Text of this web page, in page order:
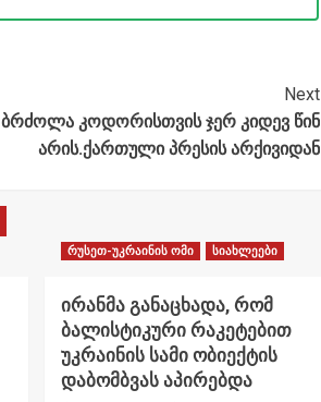
Next
ბრძოლა კოდორისთვის ჯერ კიდევ წინ
არის.ქართული პრესის არქივიდან
რუსეთ-უკრაინის ომი სიახლეები
ირანმა განაცხადა, რომ
ბალისტიკური რაკეტებით
უკრაინის სამი ობიექტის
დაბომბვას აპირებდა